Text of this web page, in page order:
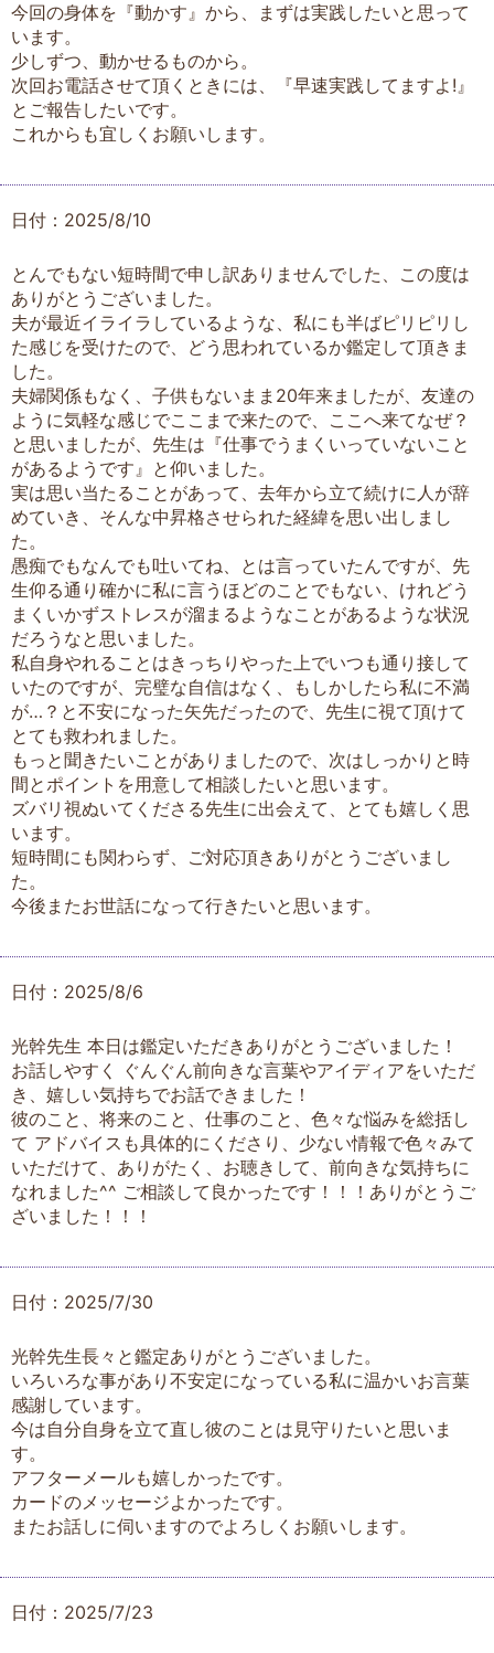
今回の身体を『動かす』から、まずは実践したいと思って
います。
少しずつ、動かせるものから。
次回お電話させて頂くときには、『早速実践してますよ!』
とご報告したいです。
これからも宜しくお願いします。
日付：2025/8/10
とんでもない短時間で申し訳ありませんでした、この度は
ありがとうございました。
夫が最近イライラしているような、私にも半ばピリピリし
た感じを受けたので、どう思われているか鑑定して頂きま
した。
夫婦関係もなく、子供もないまま20年来ましたが、友達の
ように気軽な感じでここまで来たので、ここへ来てなぜ？
と思いましたが、先生は『仕事でうまくいっていないこと
があるようです』と仰いました。
実は思い当たることがあって、去年から立て続けに人が辞
めていき、そんな中昇格させられた経緯を思い出しまし
た。
愚痴でもなんでも吐いてね、とは言っていたんですが、先
生仰る通り確かに私に言うほどのことでもない、けれどう
まくいかずストレスが溜まるようなことがあるような状況
だろうなと思いました。
私自身やれることはきっちりやった上でいつも通り接して
いたのですが、完璧な自信はなく、もしかしたら私に不満
が…？と不安になった矢先だったので、先生に視て頂けて
とても救われました。
もっと聞きたいことがありましたので、次はしっかりと時
間とポイントを用意して相談したいと思います。
ズバリ視ぬいてくださる先生に出会えて、とても嬉しく思
います。
短時間にも関わらず、ご対応頂きありがとうございまし
た。
今後またお世話になって行きたいと思います。
日付：2025/8/6
光幹先生 本日は鑑定いただきありがとうございました！
お話しやすく ぐんぐん前向きな言葉やアイディアをいただ
き、嬉しい気持ちでお話できました！
彼のこと、将来のこと、仕事のこと、色々な悩みを総括し
て アドバイスも具体的にくださり、少ない情報で色々みて
いただけて、ありがたく、お聴きして、前向きな気持ちに
なれました^^ ご相談して良かったです！！！ありがとうご
ざいました！！！
日付：2025/7/30
光幹先生長々と鑑定ありがとうございました。
いろいろな事があり不安定になっている私に温かいお言葉
感謝しています。
今は自分自身を立て直し彼のことは見守りたいと思いま
す。
アフターメールも嬉しかったです。
カードのメッセージよかったです。
またお話しに伺いますのでよろしくお願いします。
日付：2025/7/23